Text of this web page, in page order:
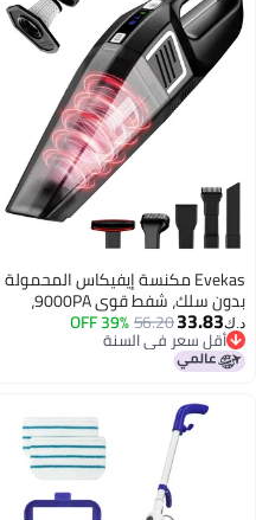
Evekas مكنسة إيفيكاس المحمولة
بدون سلك، شفط قوي 9000PA،
للشفط، شحن سريع بتقنية
Type-C، خفيفة الوزن، مكنسة سيارة
للاستخدام المنزلي
56.20
39% OFF
سعر في السنة
سعر في السنة